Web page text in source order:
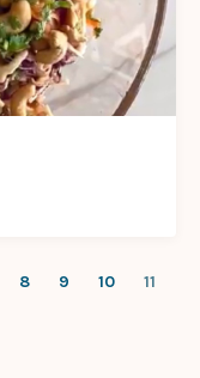
8 9 10
11